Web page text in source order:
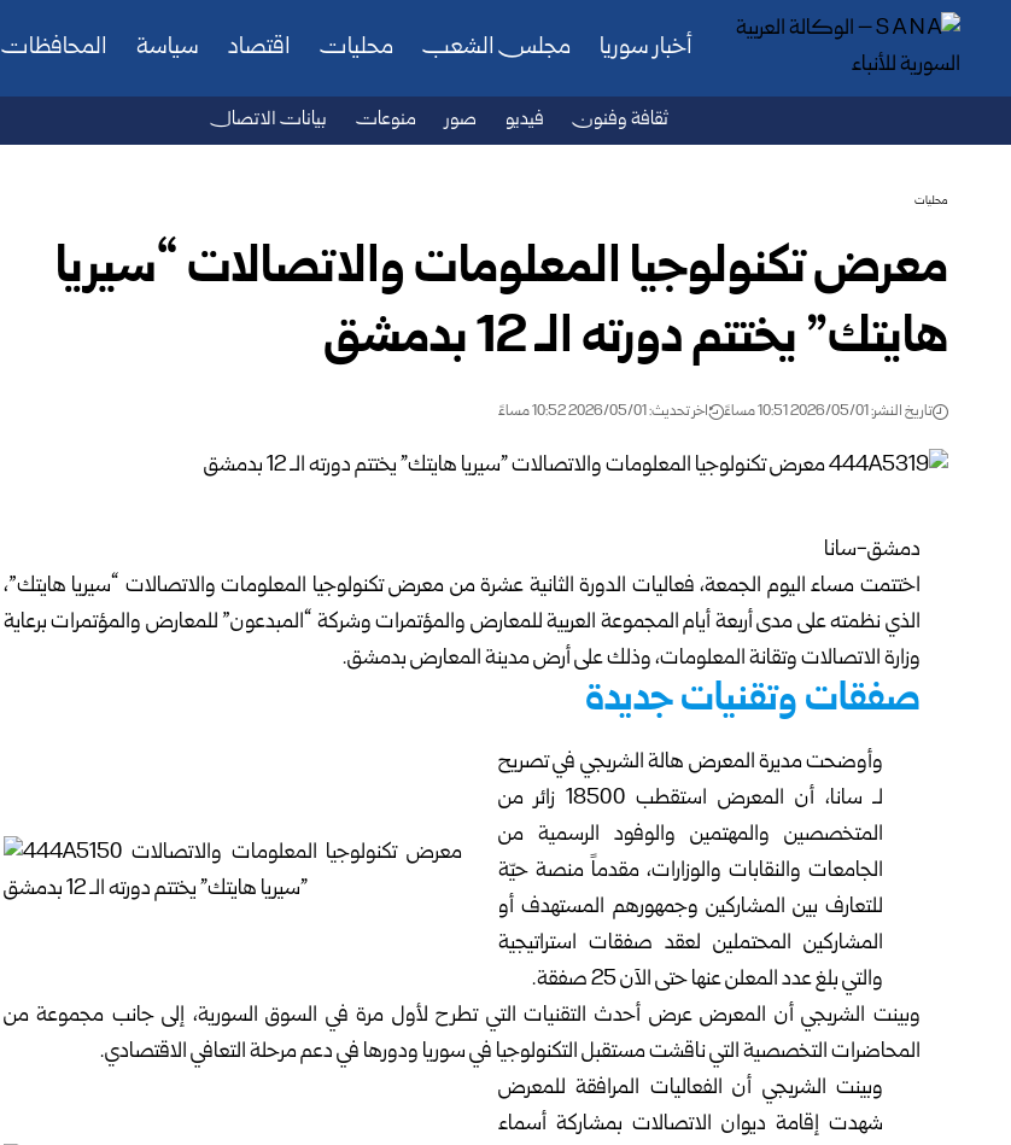
أخبار سوريا مجلس الشعب محليات اقتصاد سياسة المحافظات
ثقافة وفنون فيديو صور منوعات بيانات الاتصال
محليات
معرض تكنولوجيا المعلومات والاتصالات “سيريا
هايتك” يختتم دورته الـ 12 بدمشق
تاريخ النشر: 2026/05/01 10:51 مساءً اخر تحديث: 2026/05/01 10:52 مساءً
دمشق-سانا
اختتمت مساء اليوم الجمعة، فعاليات الدورة الثانية عشرة من معرض تكنولوجيا المعلومات والاتصالات “سيريا هايتك”،
الذي نظمته على مدى أربعة أيام المجموعة العربية للمعارض والمؤتمرات وشركة “المبدعون” للمعارض والمؤتمرات برعاية
وزارة الاتصالات وتقانة المعلومات، وذلك على أرض مدينة المعارض بدمشق.
صفقات وتقنيات جديدة
وأوضحت مديرة المعرض هالة الشربجي في تصريح
لـ سانا، أن المعرض استقطب 18500 زائر من
المتخصصين والمهتمين والوفود الرسمية من
الجامعات والنقابات والوزارات، مقدماً منصة حيّة
للتعارف بين المشاركين وجمهورهم المستهدف أو
المشاركين المحتملين لعقد صفقات استراتيجية
والتي بلغ عدد المعلن عنها حتى الآن 25 صفقة.
وبينت الشربجي أن المعرض عرض أحدث التقنيات التي تطرح لأول مرة في السوق السورية، إلى جانب مجموعة من
المحاضرات التخصصية التي ناقشت مستقبل التكنولوجيا في سوريا ودورها في دعم مرحلة التعافي الاقتصادي.
وبينت الشربجي أن الفعاليات المرافقة للمعرض
شهدت إقامة ديوان الاتصالات بمشاركة أسماء